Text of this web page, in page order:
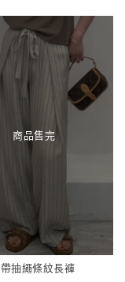
商品售完
抽繩條紋長褲